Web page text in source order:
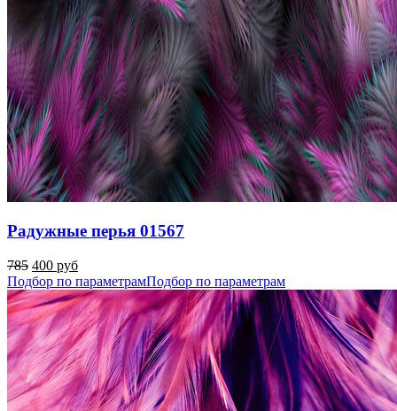
Радужные перья 01567
785 400 руб
Подбор по параметрамПодбор по параметрам